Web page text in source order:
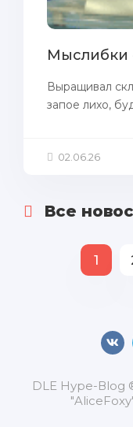
Мыслибки
Выращивал
запое лихо,
02.06.26
Все
1
DLЕ Нуре-Вlоg